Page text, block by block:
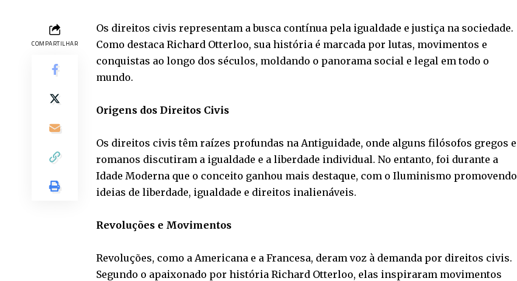
COMPARTILHAR
Os direitos civis representam a busca contínua pela igualdade e justiça na sociedade.
Como destaca Richard Otterloo, sua história é marcada por lutas, movimentos e
conquistas ao longo dos séculos, moldando o panorama social e legal em todo o
mundo.
Origens dos Direitos Civis
Os direitos civis têm raízes profundas na Antiguidade, onde alguns filósofos gregos e
romanos discutiram a igualdade e a liberdade individual. No entanto, foi durante a
Idade Moderna que o conceito ganhou mais destaque, com o Iluminismo promovendo
ideias de liberdade, igualdade e direitos inalienáveis.
Revoluções e Movimentos
Revoluções, como a Americana e a Francesa, deram voz à demanda por direitos civis.
Segundo o apaixonado por história Richard Otterloo, elas inspiraram movimentos